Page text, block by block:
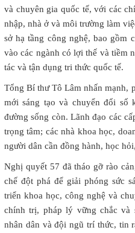
và chuyên gia quốc tế, với các
nhập, nhà ở và môi trường làm
sở hạ tầng công nghệ, bao gồm
vào các ngành có lợi thế và tiềm
tác và tận dụng tri thức quốc tế.
Tổng Bí thư Tô Lâm nhấn mạnh,
mới sáng tạo và chuyển đổi số
đường sống còn. Lãnh đạo các
trọng tâm; các nhà khoa học,
người dân cần đồng hành, học
Nghị quyết 57 đã tháo gỡ rào
chế đột phá để giải phóng sức
triển khoa học, công nghệ và
chính trị, pháp lý vững chắc và
nhân dân và đội ngũ trí thức, tin